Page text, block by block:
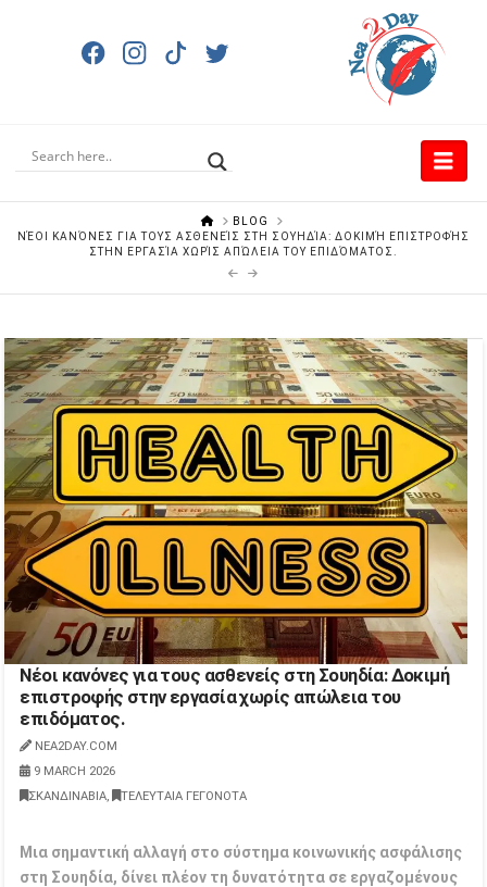
HOMEBLOG
ΝΈΟΙ ΚΑΝΌΝΕΣ ΓΙΑ ΤΟΥΣ ΑΣΘΕΝΕΊΣ ΣΤΗ ΣΟΥΗΔΊΑ: ΔΟΚΙΜΉ ΕΠΙΣΤΡΟΦΉΣ
ΣΤΗΝ ΕΡΓΑΣΊΑ ΧΩΡΊΣ ΑΠΏΛΕΙΑ ΤΟΥ ΕΠΙΔΌΜΑΤΟΣ.
Νέοι κανόνες για τους ασθενείς στη Σουηδία: Δοκιμή
επιστροφής στην εργασία χωρίς απώλεια του
επιδόματος.
NEA2DAY.COM
9 MARCH 2026
ΣΚΑΝΔΙΝΑΒΙΑ, ΤΕΛΕΥΤΑΙΑ ΓΕΓΟΝΟΤΑ
Μια σημαντική αλλαγή στο σύστημα κοινωνικής ασφάλισης
στη Σουηδία, δίνει πλέον τη δυνατότητα σε εργαζομένους